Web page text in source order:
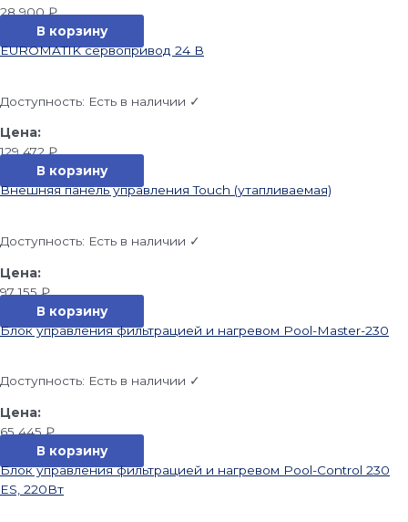
28 900₽
В корзину
EUROMATIK сервопривод 24 В
Доступность: Есть в наличии ✓
129 472₽
В корзину
Внешняя панель управления Touch (утапливаемая)
Доступность: Есть в наличии ✓
97 155₽
В корзину
Блок управления фильтрацией и нагревом Pool-Master-230
Доступность: Есть в наличии ✓
65 445₽
В корзину
Блок управления фильтрацией и нагревом Pool-Control 230
ES, 220Вт